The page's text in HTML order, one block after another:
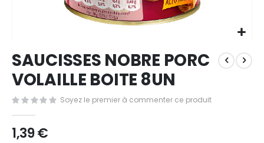
au
début
de
la
Galerie
d’images
SAUCISSES NOBRE PORC
VOLAILLE BOITE 8UN
Soyez le premier à commenter ce produit
1,39 €